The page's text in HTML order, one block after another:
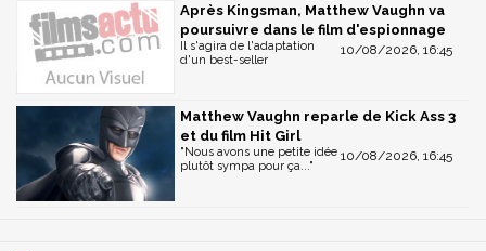
Après Kingsman, Matthew Vaughn va
poursuivre dans le film d'espionnage
10/08/2026, 16:45
Il s'agira de l'adaptation
d'un best-seller
Matthew Vaughn reparle de Kick Ass 3
et du film Hit Girl
10/08/2026, 16:45
"Nous avons une petite idée
plutôt sympa pour ça..."